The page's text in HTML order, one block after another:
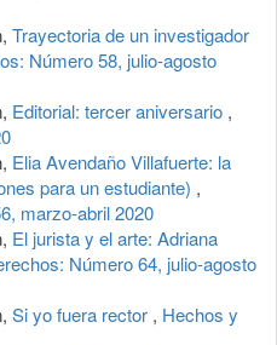
Trayectoria de un investigador
Número 58, julio-agosto
Editorial: tercer aniversario ,
Elia Avendaño Villafuerte: la
para un estudiante) ,
marzo-abril 2020
El jurista y el arte: Adriana
Número 64, julio-agosto
Si yo fuera rector , Hechos y